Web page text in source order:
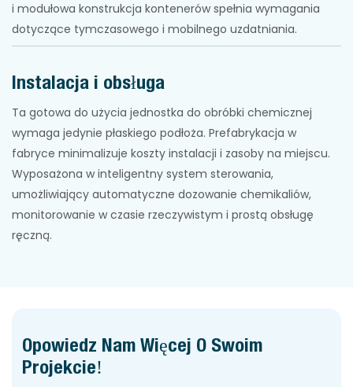
i modułowa konstrukcja kontenerów spełnia wymagania
dotyczące tymczasowego i mobilnego uzdatniania.
Instalacja i obsługa
Ta gotowa do użycia jednostka do obróbki chemicznej
wymaga jedynie płaskiego podłoża. Prefabrykacja w
fabryce minimalizuje koszty instalacji i zasoby na miejscu.
Wyposażona w inteligentny system sterowania,
umożliwiający automatyczne dozowanie chemikaliów,
monitorowanie w czasie rzeczywistym i prostą obsługę
ręczną.
Opowiedz Nam Więcej O Swoim
Projekcie!